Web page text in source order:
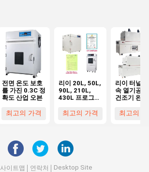
전면 온도 보호
를 가진 0.3C 정
확도 산업 오븐
최고의 가격
리이 20L, 50L,
90L, 210L,
430L 프로그래
실 사용 진공 오
최고의 가격
리이 터널형
속 열기공
건조기 완화
트형 열기
최고의
사이트맵 연락처 Desktop Site